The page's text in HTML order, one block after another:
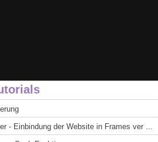
- Einbindung der Website in Frames ver ...